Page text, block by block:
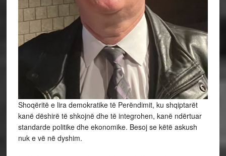
Shoqëritë e lira demokratike të Perëndimit, ku shqiptarët
kanë dëshirë të shkojnë dhe të integrohen, kanë ndërtuar
standarde politike dhe ekonomike. Besoj se këtë askush
nuk e vë në dyshim.